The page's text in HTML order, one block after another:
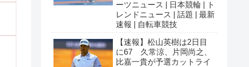
ーツニュース | 日本競輪 | ト
レンドニュース | 話題 | 最新
速報 | 自転車競技
【速報】松山英樹は2日目
に67 久常涼、片岡尚之、
比嘉一貴が予選カットライ